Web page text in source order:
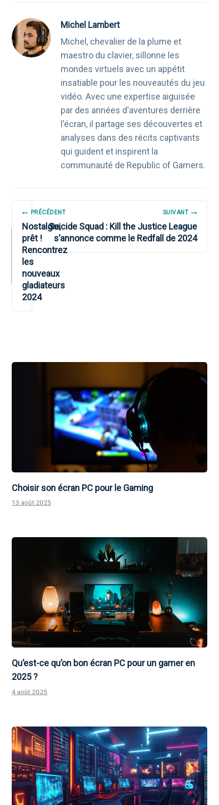
Michel Lambert
Michel, chevalier de la plume et
maestro du clavier, sillonne les
mondes virtuels avec un appétit
insatiable pour les nouveautés du jeu
vidéo. Avec une expertise aiguisée
par des années d'aventures derrière
l'écran, il partage ses découvertes et
analyses dans des récits captivants
qui guident et inspirent la
communauté de Republic of Gamers.
NAVIGATION
DE
L’ARTICLE
PRÉCÉDENT
Nostalgie,
prêt !
Rencontrez
les
nouveaux
gladiateurs
2024
SUIVANT
Suicide Squad : Kill the Justice League
s’annonce comme le Redfall de 2024
Choisir son écran PC pour le Gaming
13 août 2025
Qu’est-ce qu’on bon écran PC pour un gamer en
2025 ?
4 août 2025